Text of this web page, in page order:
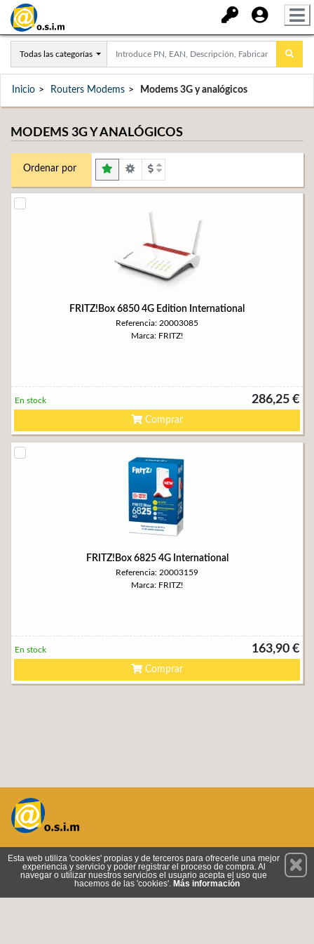
Todas las categorías
Inicio Routers Modems Modems 3G y analógicos
MODEMS 3G Y ANALÓGICOS
Ordenar por
FRITZ!Box 6850 4G Edition International
Referencia: 20003085
Marca: FRITZ!
286,25 €
En stock
Comprar
FRITZ!Box 6825 4G International
Referencia: 20003159
Marca: FRITZ!
163,90 €
En stock
Comprar
Suscríbete
Esta web utiliza 'cookies' propias y de terceros para ofrecerle una mejor
experiencia y servicio y poder registrar el proceso de compra. Al
navegar o utilizar nuestros servicios el usuario acepta el uso que
hacemos de las 'cookies'. Más información